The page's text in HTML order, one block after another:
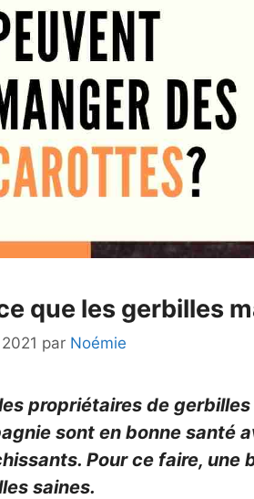
que les gerbilles
par Noémie
propriétaires de
sont en bonne santé
Pour ce faire, une
saines.